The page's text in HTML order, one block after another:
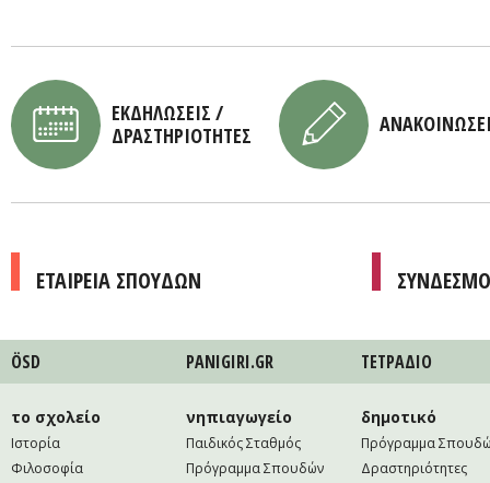
ΕΚΔΗΛΩΣΕΙΣ /
ΔΡΑΣΤΗΡΙΟΤΗΤΕΣ
ΕΤΑΙΡΕΙΑ ΣΠΟΥΔΩΝ
ÖSD PANIGIRI.GR ΤΕΤΡAΔΙΟ
το σχολείο
Ιστορία
Φιλοσοφία
νηπιαγωγείο
Παιδικός Σταθμός
Πρόγραμμα Σπουδών
δημοτικό
Πρόγραμμα
Δραστηριότητες